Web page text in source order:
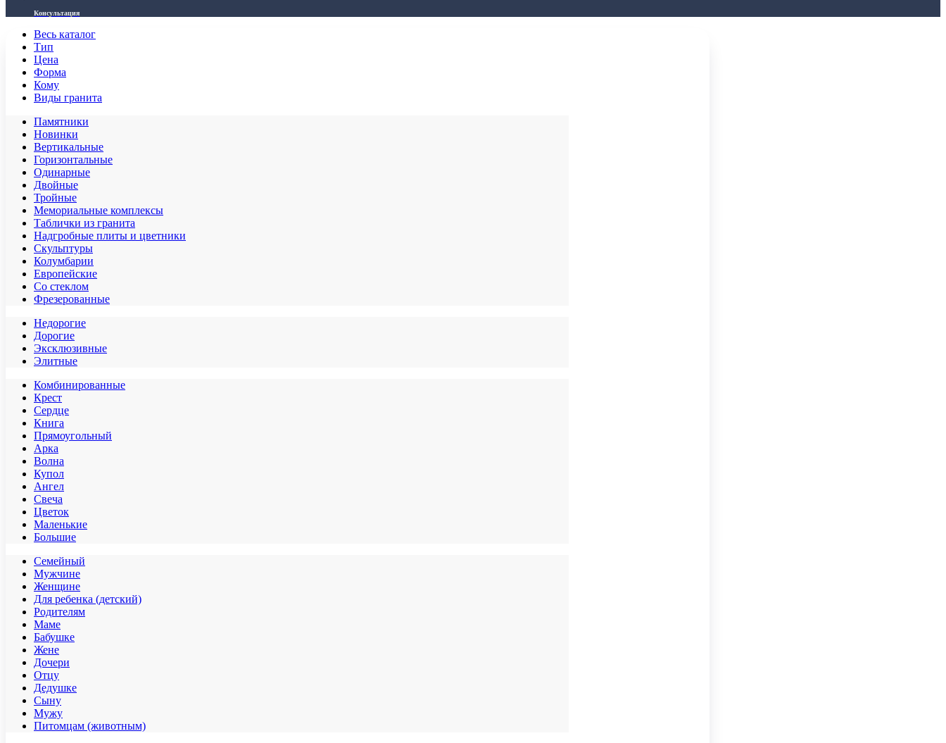
Консультация
Весь каталог
Тип
Цена
Форма
Кому
Виды гранита
Памятники
Новинки
Вертикальные
Горизонтальные
Одинарные
Двойные
Тройные
Мемориальные комплексы
Таблички из гранита
Надгробные плиты и цветники
Скульптуры
Колумбарии
Европейские
Со стеклом
Фрезерованные
Недорогие
Дорогие
Эксклюзивные
Элитные
Комбинированные
Крест
Сердце
Книга
Прямоугольный
Арка
Волна
Купол
Ангел
Свеча
Цветок
Маленькие
Большие
Семейный
Мужчине
Женщине
Для ребенка (детский)
Родителям
Маме
Бабушке
Жене
Дочери
Отцу
Дедушке
Сыну
Мужу
Питомцам (животным)